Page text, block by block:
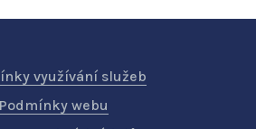
využívání služeb
Podmínky webu